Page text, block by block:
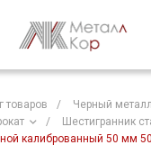
товаров / Черный
/ Шестигранник
калиброванный 50 мм